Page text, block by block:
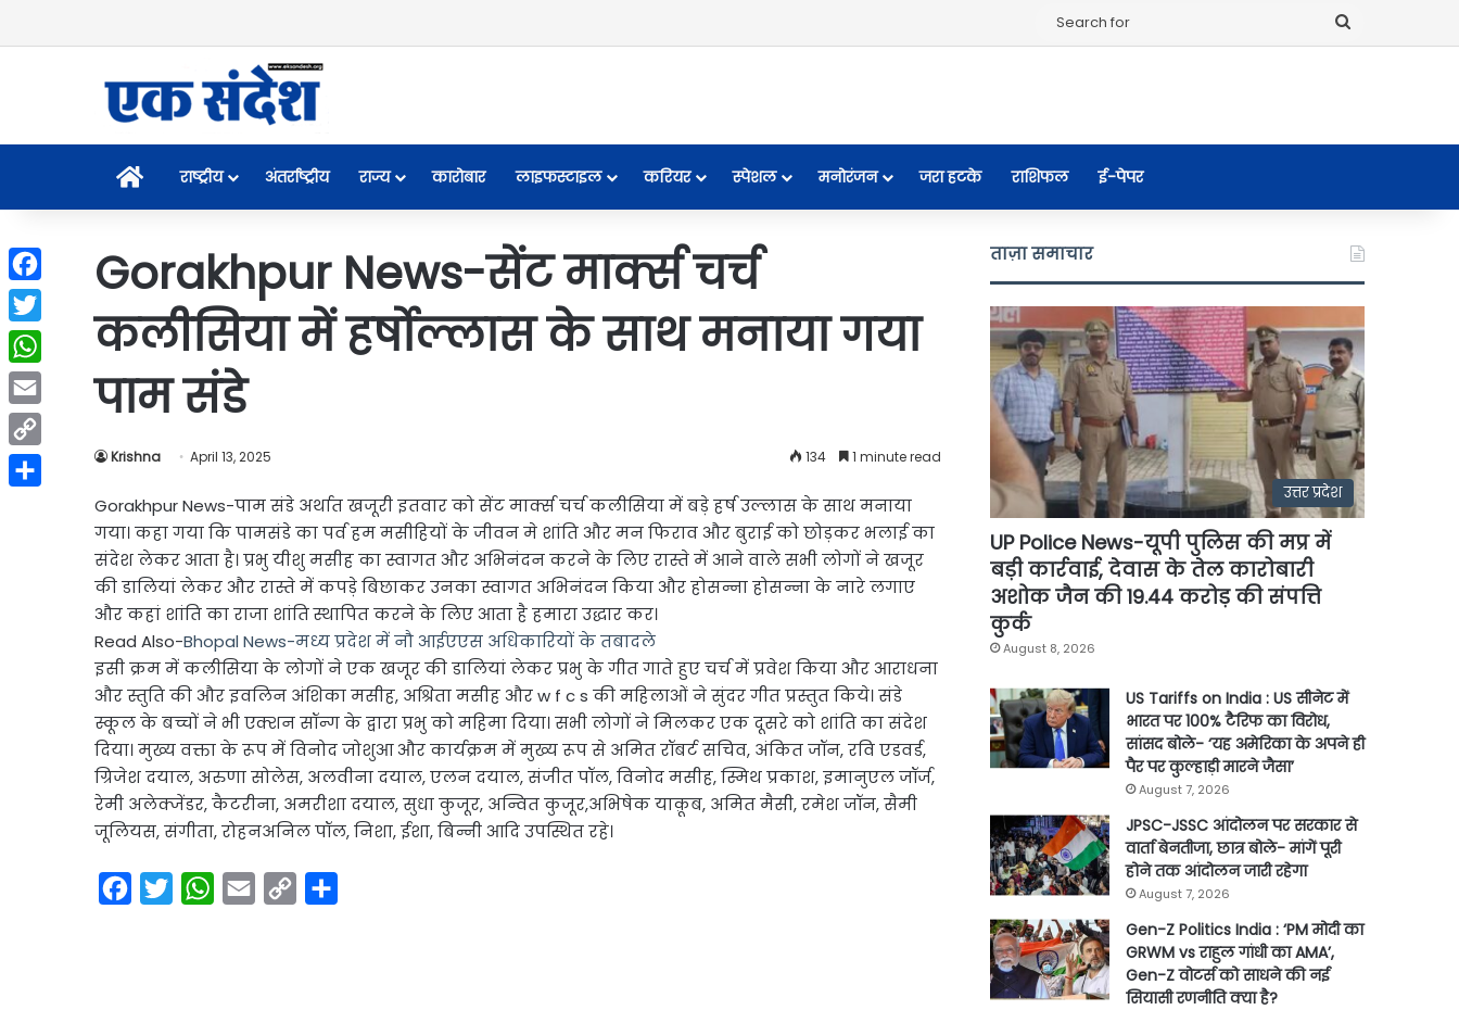
Homeराष्ट्रीय अंतर्राष्ट्रीय राज्य कारोबार लाइफस्टाइल करियर स्पेशल मनोरंजन जरा हटके राशिफल ई-पेपर
Gorakhpur News-सेंट मार्क्स चर्च
कलीसिया में हर्षोल्लास के साथ मनाया गया
पाम संडे
Krishna April 13, 2025 134 1 minute read
Gorakhpur News-पाम संडे अर्थात खजूरी इतवार को सेंट मार्क्स चर्च कलीसिया में बड़े हर्ष उल्लास के साथ मनाया
गया। कहा गया कि पामसंडे का पर्व हम मसीहियों के जीवन मे शांति और मन फिराव और बुराई को छोड़कर भलाई का
संदेश लेकर आता है। प्रभु यीशु मसीह का स्वागत और अभिनंदन करने के लिए रास्ते में आने वाले सभी लोगों ने खजूर
की डालियां लेकर और रास्ते में कपड़े बिछाकर उनका स्वागत अभिनंदन किया और होसन्ना होसन्ना के नारे लगाए
और कहां शांति का राजा शांति स्थापित करने के लिए आता है हमारा उद्धार कर।
Read Also-Bhopal News-मध्य प्रदेश में नौ आईएएस अधिकारियों के तबादले
इसी क्रम में कलीसिया के लोगों ने एक खजूर की डालियां लेकर प्रभु के गीत गाते हुए चर्च में प्रवेश किया और आराधना
और स्तुति की और इवलिन अंशिका मसीह, अश्रिता मसीह और w f c s की महिलाओं ने सुंदर गीत प्रस्तुत किये। संडे
स्कूल के बच्चों ने भी एक्शन सॉन्ग के द्वारा प्रभु को महिमा दिया। सभी लोगों ने मिलकर एक दूसरे को शांति का संदेश
दिया। मुख्य वक्ता के रूप में विनोद जोशुआ और कार्यक्रम में मुख्य रूप से अमित रॉबर्ट सचिव, अंकित जॉन, रवि एडवर्ड,
ग्रिजेश दयाल, अरुणा सोलेस, अलवीना दयाल, एलन दयाल, संजीत पॉल, विनोद मसीह, स्मिथ प्रकाश, इमानुएल जॉर्ज,
रेमी अलेक्जेंडर, कैटरीना, अमरीशा दयाल, सुधा कुजूर, अन्वित कुजूर,अभिषेक याक़ूब, अमित मैसी, रमेश जॉन, सैमी
जूलियस, संगीता, रोहनअनिल पॉल, निशा, ईशा, बिन्नी आदि उपस्थित रहे।
W
ताज़ा समाचार
उत्तर प्रदेश
UP Police News-यूपी पुलिस की मप्र में
बड़ी कार्रवाई, देवास के तेल कारोबारी
अशोक जैन की 19.44 करोड़ की संपत्ति
कुर्क
August 8, 2026
US Tariffs on India : US सीनेट में
भारत पर 100% टैरिफ का विरोध,
सांसद बोले- ‘यह अमेरिका के अपने ही
पैर पर कुल्हाड़ी मारने जैसा’
August 7, 2026
JPSC-JSSC आंदोलन पर सरकार से
वार्ता बेनतीजा, छात्र बोले- मांगें पूरी
होने तक आंदोलन जारी रहेगा
August 7, 2026
Gen-Z Politics India : ‘PM मोदी का
GRWM vs राहुल गांधी का AMA’,
Gen-Z वोटर्स को साधने की नई
सियासी रणनीति क्या है?
Facebook
Twitter
WhatsApp
Email
Copy
Link